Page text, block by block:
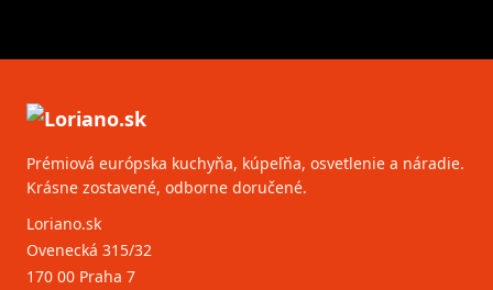
Prémiová európska kuchyňa, kúpeľňa, osvetlenie a náradie.
Krásne zostavené, odborne doručené.
Loriano.sk
Ovenecká 315/32
170 00 Praha 7